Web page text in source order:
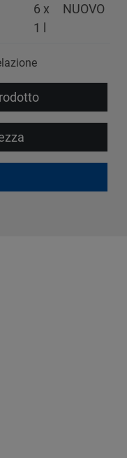
6 x
1 l
NUOVO